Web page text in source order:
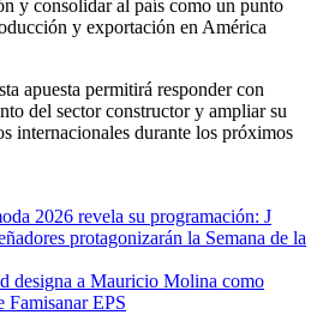
y consolidar al país como un punto
y exportación en América
apuesta permitirá responder con
del sector constructor y ampliar su
internacionales durante los próximos
2026 revela su programación: J
protagonizarán la Semana de la
designa a Mauricio Molina como
Famisanar EPS